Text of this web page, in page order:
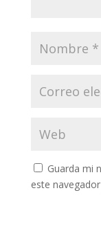
Guarda mi
este